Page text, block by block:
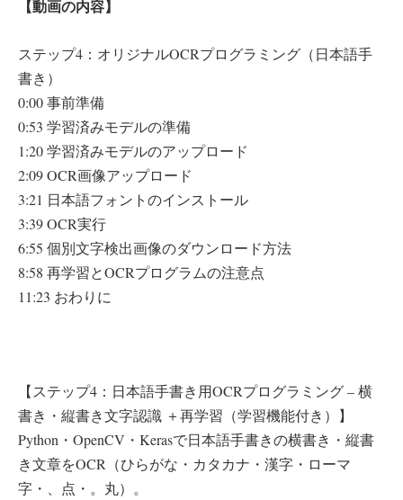
【動画の内容】
ステップ4：オリジナルOCRプログラミング（日本語手
書き）
0:00 事前準備
0:53 学習済みモデルの準備
1:20 学習済みモデルのアップロード
2:09 OCR画像アップロード
3:21 日本語フォントのインストール
3:39 OCR実行
6:55 個別文字検出画像のダウンロード方法
8:58 再学習とOCRプログラムの注意点
11:23 おわりに
【ステップ4：日本語手書き用OCRプログラミング – 横
書き・縦書き文字認識 ＋再学習（学習機能付き）】
Python・OpenCV・Kerasで日本語手書きの横書き・縦書
き文章をOCR（ひらがな・カタカナ・漢字・ローマ
字・、点・。丸）。